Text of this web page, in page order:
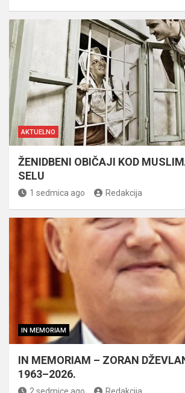
AKTUELNO
ŽENIDBENI OBIČAJI KOD
SELU
1 sedmica ago Redakcija
IN MEMORIAM
IN MEMORIAM – ZORAN
1963–2026.
2 sedmice ago Redakcija